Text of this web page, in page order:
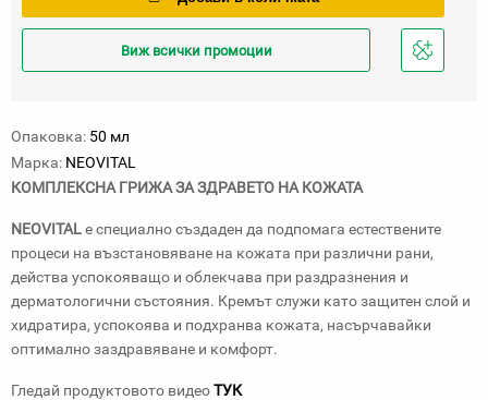
Виж всички промоции
Добави
Опаковка: 50 мл
Марка: NEOVITAL
КОМПЛЕКСНА ГРИЖА ЗА ЗДРАВЕТО НА КОЖАТА
NEOVITALе специално създаден да подпомага естествените
процеси на възстановяване на кожата при различни рани,
действа успокояващо и облекчава при раздразнения и
дерматологични състояния. Кремът служи като защитен слой и
хидратира, успокоява и подхранва кожата, насърчавайки
оптимално заздравяване и комфорт.
Гледай продуктовото видеоТУК